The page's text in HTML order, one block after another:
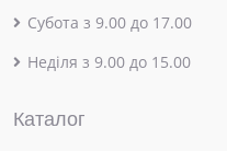
Субота з 9.00 до 17.00
Неділя з 9.00 до 15.00
Каталог